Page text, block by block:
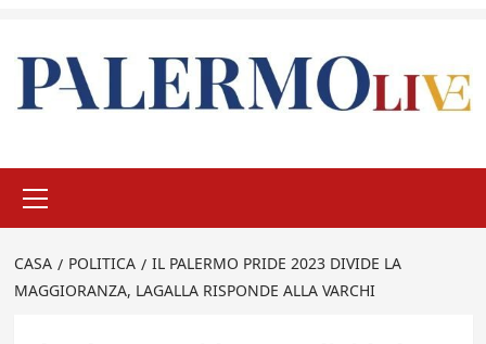
principale
CASA POLITICA
IL PALERMO PRIDE 2023 DIVIDE LA
MAGGIORANZA, LAGALLA RISPONDE ALLA VARCHI